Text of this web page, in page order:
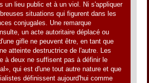
un lieu public et à un viol. Ni s'appliquer
situations qui figurent dans les
conjugales. Une remarque
un acte autoritaire déplacé ou
gifle ne peuvent être, en tant que
atteinte destructrice de l'autre. Les
à deux ne suffisent pas à définir le
qui est d'une tout autre nature et que
définissent aujourd'hui comme